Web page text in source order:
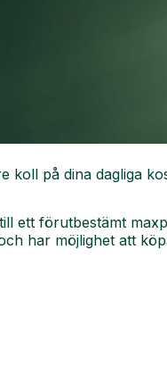
koll på dina dagliga
ett förutbestämt
har möjlighet att